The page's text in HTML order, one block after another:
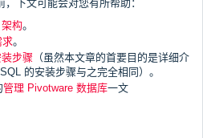
下文可能会对您有所帮助：
构。
求。
步骤 （虽然本文章的首要目的是详细介
的安装步骤与之完全相同）。
管理 Pivotware 数据库一文